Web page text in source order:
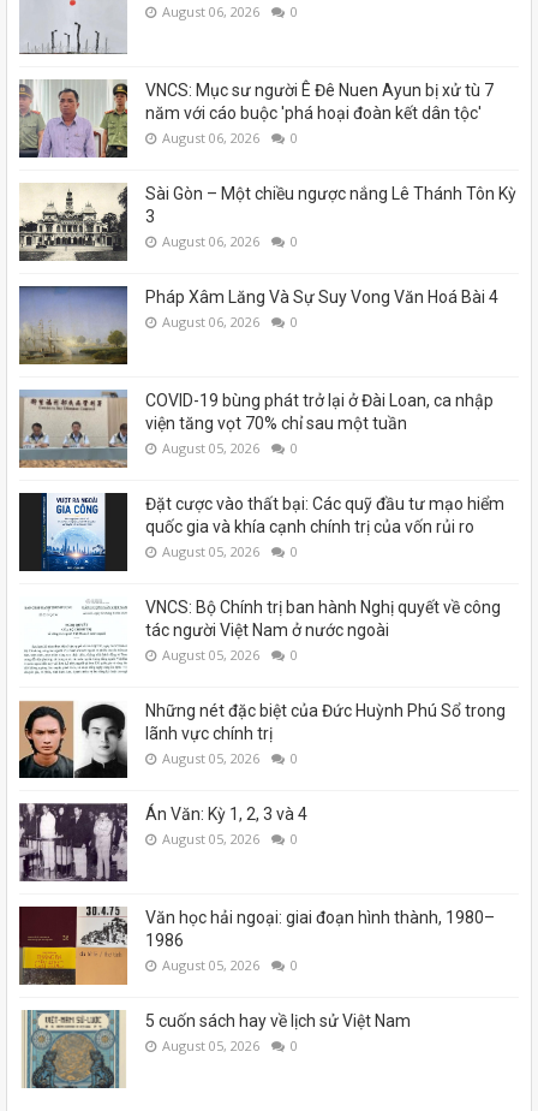
August 06, 2026 0
VNCS: Mục sư người Ê Đê Nuen Ayun bị xử tù 7
năm với cáo buộc 'phá hoại đoàn kết dân tộc'
August 06, 2026 0
Sài Gòn – Một chiều ngược nắng Lê Thánh Tôn Kỳ
3
August 06, 2026 0
Pháp Xâm Lăng Và Sự Suy Vong Văn Hoá Bài 4
August 06, 2026 0
COVID-19 bùng phát trở lại ở Đài Loan, ca nhập
viện tăng vọt 70% chỉ sau một tuần
August 05, 2026 0
Đặt cược vào thất bại: Các quỹ đầu tư mạo hiểm
quốc gia và khía cạnh chính trị của vốn rủi ro
August 05, 2026 0
VNCS: Bộ Chính trị ban hành Nghị quyết về công
tác người Việt Nam ở nước ngoài
August 05, 2026 0
Những nét đặc biệt của Đức Huỳnh Phú Sổ trong
lãnh vực chính trị
August 05, 2026 0
Án Văn: Kỳ 1, 2, 3 và 4
August 05, 2026 0
Văn học hải ngoại: giai đoạn hình thành, 1980–
1986
August 05, 2026 0
5 cuốn sách hay về lịch sử Việt Nam
August 05, 2026 0